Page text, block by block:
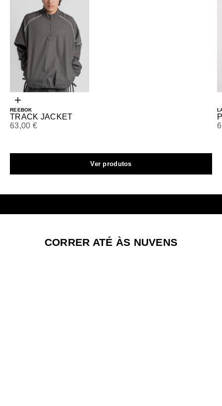
Escolhe opções
REEBOK
TRACK JACKET
Preço promocional
63,00 €
Ver produtos
CORRER ATÉ ÀS NUVENS